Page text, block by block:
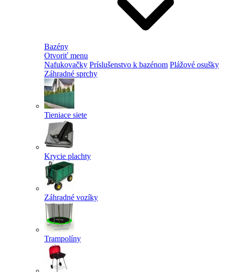
Bazény
Otvoriť menu
Nafukovačky Príslušenstvo k bazénom Plážové osušky
Záhradné sprchy
Tieniace siete
Krycie plachty
Záhradné vozíky
Trampolíny